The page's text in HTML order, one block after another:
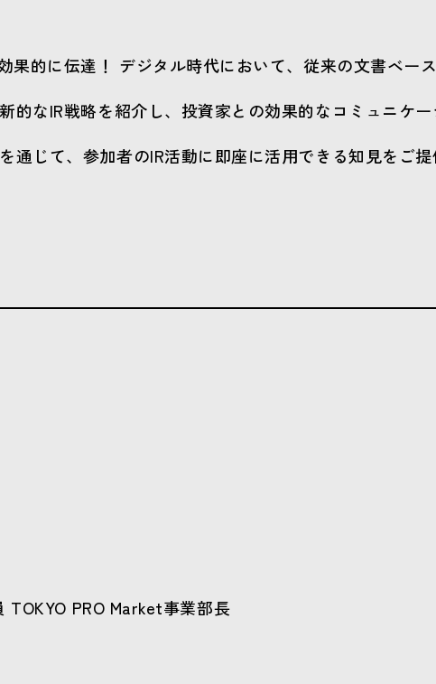
的に伝達！ デジタル時代において、従来の文書ベー
的なIR戦略を紹介し、投資家との効果的なコミュニケー
通じて、参加者のIR活動に即座に活用できる知見をご提
TOKYO PRO Market事業部長